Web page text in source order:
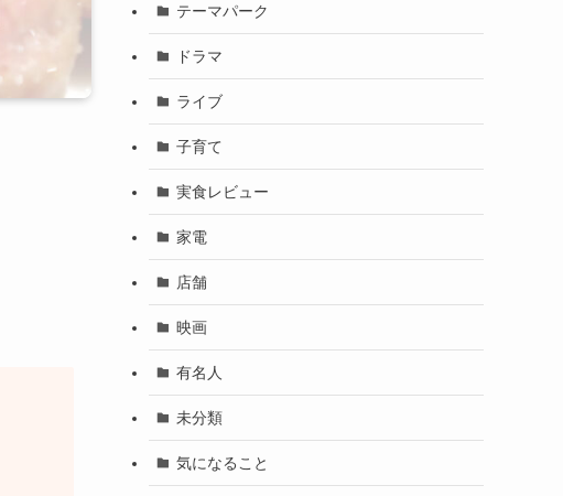
テーマパーク
ドラマ
ライブ
子育て
実食レビュー
家電
店舗
映画
有名人
未分類
気になること